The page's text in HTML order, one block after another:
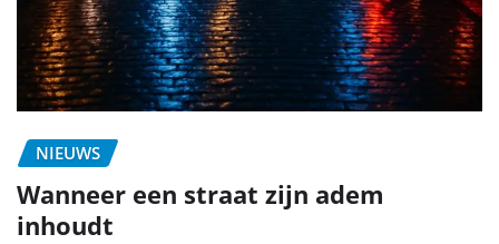
NIEUWS
Wanneer een straat zijn adem
inhoudt